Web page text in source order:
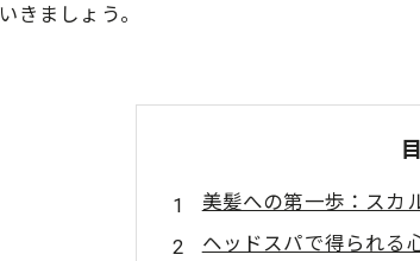
きましょう。
美髪への第一歩：スカ
ヘッドスパで得られる